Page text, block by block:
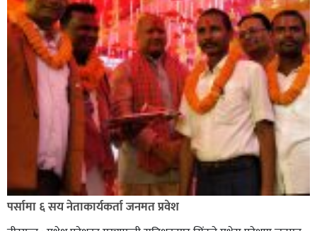
सिराहा-२ मा संजय यादव भिड्ने !
रक्तदान सेवामा जिल्लामै दोस्रो स्थान ल्याएकोमा जनमत नेताद्वय
रेडक्रस सिराहा द्वारा सम्मानित
पर्सामा ६ सय नेताकार्यकर्ता जनमत प्रवेश